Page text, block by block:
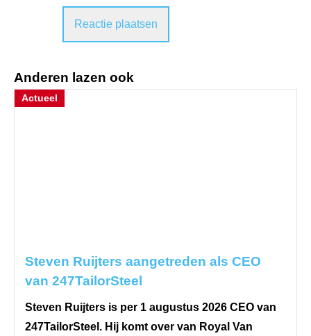
Anderen lazen ook
Actueel
Steven Ruijters aangetreden als CEO
van 247TailorSteel
Steven Ruijters is per 1 augustus 2026 CEO van
247TailorSteel. Hij komt over van Royal Van